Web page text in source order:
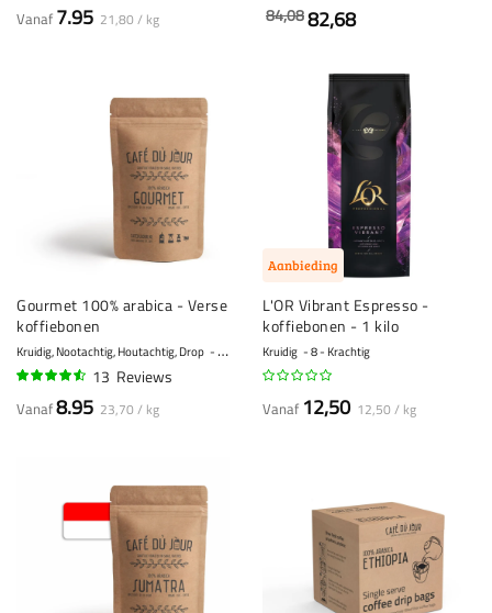
Vanaf 7.95 21,80 / kg 82,68
84,08
Gourmet 100% arabica - Verse
koffiebonen
Kruidig, Nootachtig, Houtachtig, Drop 6 - Normaal
13 Reviews
Vanaf8.95 23,70 / kg
Aanbieding
L'OR Vibrant Espresso -
koffiebonen - 1 kilo
Kruidig 8 - Krachtig
Vanaf 12,50 12,50 / kg